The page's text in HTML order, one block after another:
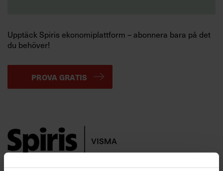
Upptäck Spiris ekonomiplattform – abonnera bara på det
du behöver!
PROVA GRATIS